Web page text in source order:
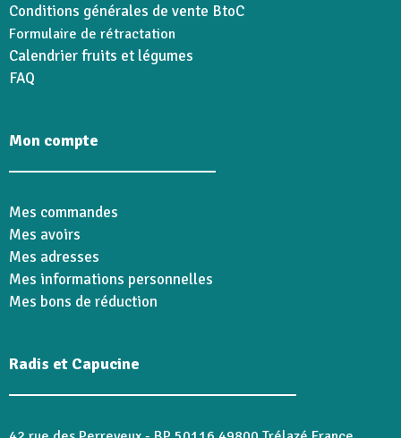
Conditions générales de vente BtoC
Formulaire de rétractation
Calendrier fruits et légumes
FAQ
Mon compte
Mes commandes
Mes avoirs
Mes adresses
Mes informations personnelles
Mes bons de réduction
Radis et Capucine